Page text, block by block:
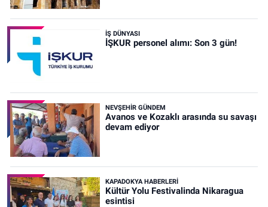
İŞ DÜNYASI
İŞKUR personel alımı: Son 3 gün!
NEVŞEHIR GÜNDEM
Avanos ve Kozaklı arasında su savaşı
devam ediyor
KAPADOKYA HABERLERI
Kültür Yolu Festivalinda Nikaragua
esintisi